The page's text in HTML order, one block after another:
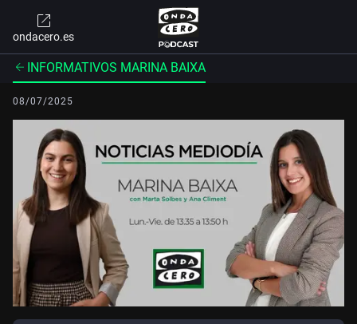
ondacero.es
INFORMATIVOS MARINA BAIXA
08/07/2025